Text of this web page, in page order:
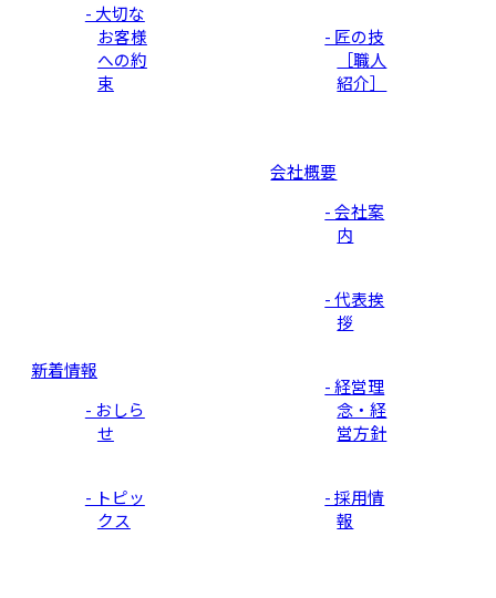
- 大切な
お客様
への約
束
- 匠の技
［職人
紹介］
新着情報
- おしら
せ
- トピッ
クス
会社概要
- 会社案
内
- 代表挨
拶
- 経営理
念・経
営方針
- 採用情
報